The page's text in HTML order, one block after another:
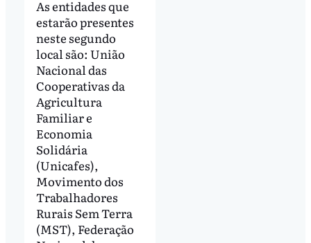
As entidades que
estarão presentes
neste segundo
local são: União
Nacional das
Cooperativas da
Agricultura
Familiar e
Economia
Solidária
(Unicafes),
Movimento dos
Trabalhadores
Rurais Sem Terra
(MST), Federação